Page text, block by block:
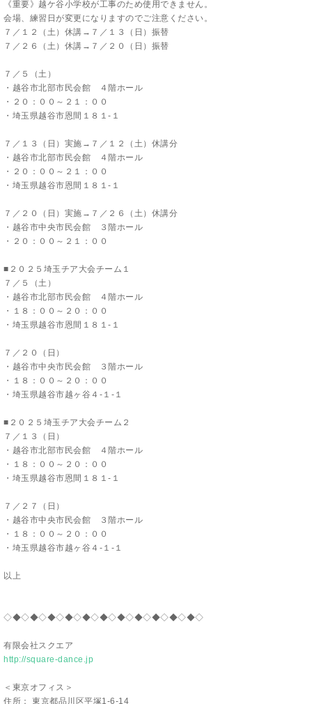
《重要》越ケ谷小学校が工事のため使用できません。
会場、練習日が変更になりますのでご注意ください。
７／１２（土）休講→７／１３（日）振替
７／２６（土）休講→７／２０（日）振替
７／５（土）
・越谷市北部市民会館 ４階ホール
・２０：００～２１：００
・埼玉県越谷市恩間１８１-１
７／１３（日）実施→７／１２（土）休講分
・越谷市北部市民会館 ４階ホール
・２０：００～２１：００
・埼玉県越谷市恩間１８１-１
７／２０（日）実施→７／２６（土）休講分
・越谷市中央市民会館 ３階ホール
・２０：００～２１：００
■２０２５埼玉チア大会チーム１
７／５（土）
・越谷市北部市民会館 ４階ホール
・１８：００～２０：００
・埼玉県越谷市恩間１８１-１
７／２０（日）
・越谷市中央市民会館 ３階ホール
・１８：００～２０：００
・埼玉県越谷市越ヶ谷４-１-１
■２０２５埼玉チア大会チーム２
７／１３（日）
・越谷市北部市民会館 ４階ホール
・１８：００～２０：００
・埼玉県越谷市恩間１８１-１
７／２７（日）
・越谷市中央市民会館 ３階ホール
・１８：００～２０：００
・埼玉県越谷市越ヶ谷４-１-１
以上
◇◆◇◆◇◆◇◆◇◆◇◆◇◆◇◆◇◆◇◆◇◆◇
有限会社スクエア
http://square-dance.jp
＜ 東京オフィス＞
住所： 東京都品川区平塚1-6-14